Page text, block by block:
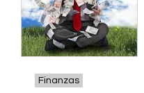
Finanzas